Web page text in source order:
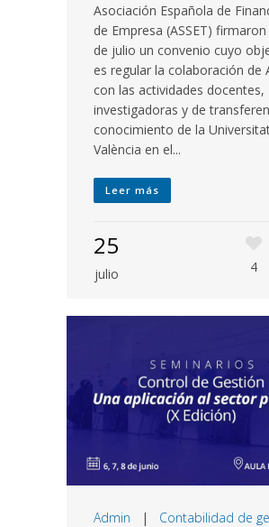
Asociación Española de
de Empresa (ASSET)
de julio un convenio cuyo
es regular la colaboración de
con las actividades docentes,
investigadoras y de
conocimiento de la
València en el...
Leer más
25
julio 4
Admin | Contabilidad de